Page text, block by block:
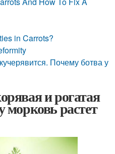
in Carrots?
Почему ботва у
и рогатая
растет